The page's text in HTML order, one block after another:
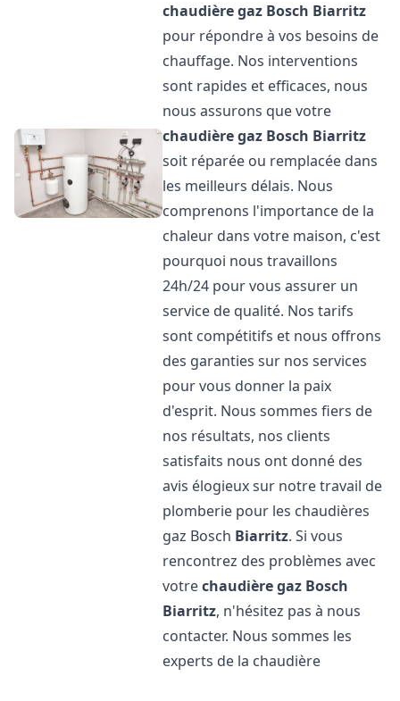
chaudière gaz Bosch Biarritz
pour répondre à vos besoins de
chauffage. Nos interventions
sont rapides et efficaces, nous
nous assurons que votre
chaudière gaz Bosch Biarritz
soit réparée ou remplacée dans
les meilleurs délais. Nous
comprenons l'importance de la
chaleur dans votre maison, c'est
pourquoi nous travaillons
24h/24 pour vous assurer un
service de qualité. Nos tarifs
sont compétitifs et nous offrons
des garanties sur nos services
pour vous donner la paix
d'esprit. Nous sommes fiers de
nos résultats, nos clients
satisfaits nous ont donné des
avis élogieux sur notre travail de
plomberie pour les chaudières
gaz Bosch Biarritz. Si vous
rencontrez des problèmes avec
votrechaudière gaz Bosch
Biarritz, n'hésitez pas à nous
contacter. Nous sommes les
experts de la chaudière